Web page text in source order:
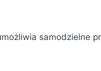
samodzielne